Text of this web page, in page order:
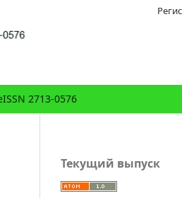
2713-0576
Текущий выпуск